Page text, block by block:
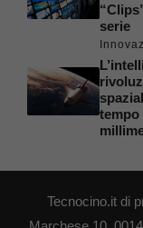
serie
tempo
Tecnocino.it di